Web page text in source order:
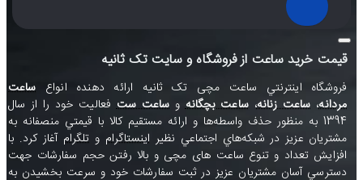
قیمت خرید ساعت از فروشگاه و سایت تک ثانیه
فروشگاه اينترنتي ساعت مچی تک ثانيه ارائه دهنده انواع ساعت
مردانه، ساعت زنانه،ساعت بچگانهو ساعت ستفعاليت خود را از سال
1394 به منظور حذف واسطه‌ها و ارائه مستقيم کالا با قيمتي منصفانه به
مشتريان عزيز در شبکه‌هاي اجتماعي نظير اينستاگرام و تلگرام آغاز کرد. با
افزايش تعداد و تنوع ساعت های مچی و بالا رفتن حجم سفارشات جهت
دسترسي آسان مشتريان عزيز در ثبت سفارشات خود و سرعت بخشيدن به